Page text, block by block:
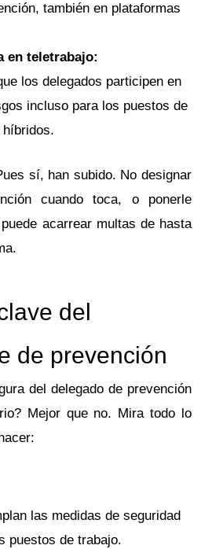
también en plataformas
en teletrabajo:
los delegados participen en
incluso para los puestos de
sí, han subido. No designar
cuando toca, o ponerle
acarrear multas de hasta
del
de prevención
del delegado de prevención
Mejor que no. Mira todo lo
las medidas de seguridad
puestos de trabajo.